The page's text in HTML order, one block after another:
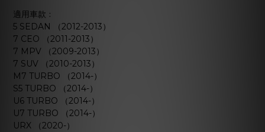
適用車款﹕
5 SEDAN （2012-2013）
7 CEO （2011-2013）
7 MPV （2009-2013）
7 SUV （2010-2013）
M7 TURBO （2014-）
S5 TURBO （2014-）
U6 TURBO （2014-）
U7 TURBO （2014-）
URX （2020-）